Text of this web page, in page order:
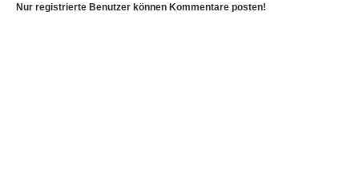
Nur registrierte Benutzer können Kommentare posten!